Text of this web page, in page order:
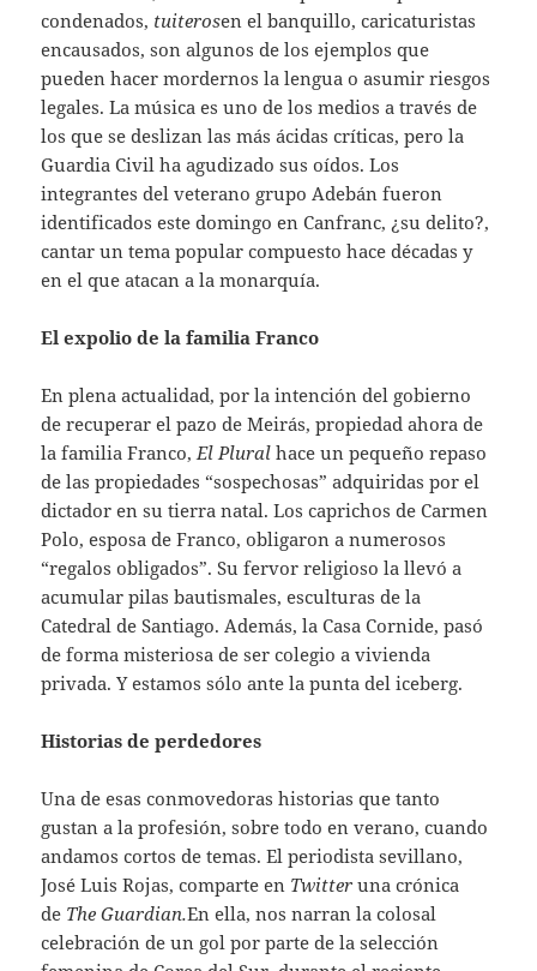
condenados, tuiterosen el banquillo, caricaturistas
encausados, son algunos de los ejemplos que
pueden hacer mordernos la lengua o asumir riesgos
legales. La música es uno de los medios a través de
los que se deslizan las más ácidas críticas, pero la
Guardia Civil ha agudizado sus oídos. Los
integrantes del veterano grupo Adebán fueron
identificados este domingo en Canfranc, ¿su delito?,
cantar un tema popular compuesto hace décadas y
en el que atacan a la monarquía.
El expolio de la familia Franco
En plena actualidad, por la intención del gobierno
de recuperar el pazo de Meirás, propiedad ahora de
la familia Franco, El Pluralhace un pequeño repaso
de las propiedades “sospechosas” adquiridas por el
dictador en su tierra natal. Los caprichos de Carmen
Polo, esposa de Franco, obligaron a numerosos
“regalos obligados”. Su fervor religioso la llevó a
acumular pilas bautismales, esculturas de la
Catedral de Santiago. Además, la Casa Cornide, pasó
de forma misteriosa de ser colegio a vivienda
privada. Y estamos sólo ante la punta del iceberg.
Historias de perdedores
Una de esas conmovedoras historias que tanto
gustan a la profesión, sobre todo en verano, cuando
andamos cortos de temas. El periodista sevillano,
José Luis Rojas, comparte en Twitteruna crónica
de The Guardian.En ella, nos narran la colosal
celebración de un gol por parte de la selección